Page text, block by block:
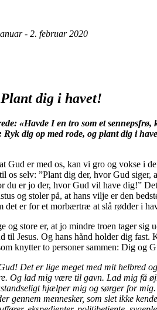
- 2. februar 2020
Plant dig i havet!
«Havde I en tro som et sennepsfrø,
dig op med rode, og plant dig i
Gud er med os, kan vi gro og vokse i
os selv: ”Plant dig der, hvor Gud siger,
du er jo der, hvor Gud vil have dig!”
og stoler på, at hans vilje er den
det er for et morbærtræ at slå rødder i
og store er, at jo mindre troen tager sig
til Jesus. Og hans hånd holder dig fast.
knytter to personer sammen: Dig og
Det er lige meget med mit helbred
Og lad mig være til gavn. Lad mig få
hjælper mig og sørger for
gennem mennesker, som slet ikke